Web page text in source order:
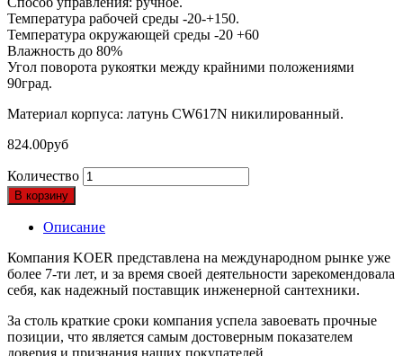
Температура рабочей среды -20-+150.
Температура окружающей среды -20 +60
Влажность до 80%
Угол поворота рукоятки между крайними положениями
90град.
Материал корпуса: латунь СW617N никилированный.
824.00руб
Количество
В корзину
Описание
Компания KOER представлена на международном рынке уже
более 7-ти лет, и за время своей деятельности зарекомендовала
себя, как надежный поставщик инженерной сантехники.
За столь краткие сроки компания успела завоевать прочные
позиции, что является самым достоверным показателем
доверия и признания наших покупателей.